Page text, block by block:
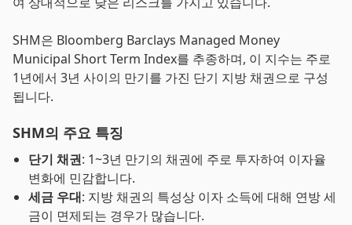
SHM은 Bloomberg Barclays Managed Money
Municipal Short Term Index를 추종하며, 이 지수는 주로
1년에서 3년 사이의 만기를 가진 단기 지방 채권으로 구성
됩니다.
SHM의 주요 특징
단기 채권: 1~3년 만기의 채권에 주로 투자하여 이자율
변화에 민감합니다.
세금 우대: 지방 채권의 특성상 이자 소득에 대해 연방 세
금이 면제되는 경우가 많습니다.